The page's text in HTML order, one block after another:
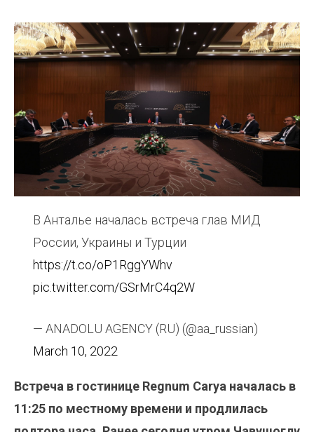
В Анталье началась встреча глав МИД
России, Украины и Турции
https://t.co/oP1RggYWhv
pic.twitter.com/GSrMrC4q2W
— ANADOLU AGENCY (RU) (@aa_russian)
March 10, 2022
Встреча в гостинице Regnum Carya началась в
11:25 по местному времени и продлилась